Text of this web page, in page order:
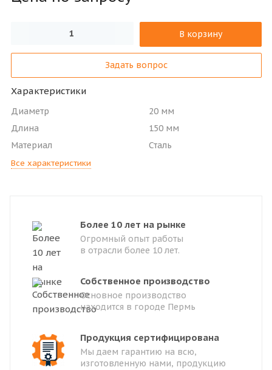
В корзину
Задать вопрос
Характеристики
Диаметр
20 мм
Длина
150 мм
Материал
Сталь
Все характеристики
Более 10 лет на рынке
Огромный опыт работы
в отрасли более 10 лет.
Собственное производство
Основное производство
находится в городе Пермь
Продукция сертифицирована
Мы даем гарантию на всю,
изготовленную нами, продукцию